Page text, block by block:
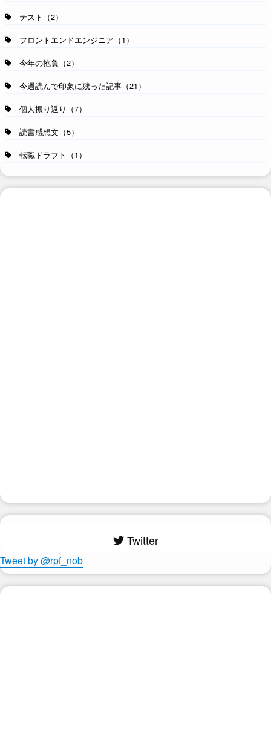
テスト（2）
フロントエンドエンジニア（1）
今年の抱負（2）
今週読んで印象に残った記事（21）
個人振り返り（7）
読書感想文（5）
転職ドラフト（1）
Twitter
Tweet by @rpf_nob